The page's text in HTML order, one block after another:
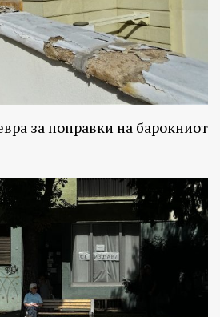
за поправки на барокниот